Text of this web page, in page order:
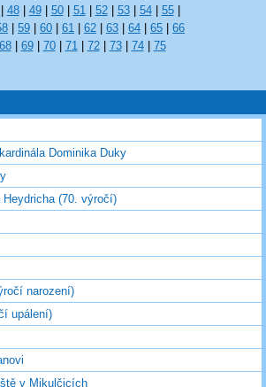
48 49 50 51 52 53 54 55
59 60 61 62 63 64 65
66
68 69 70 71 72 73 74 75
Dominika Duky
(70. výročí)
narození)
upálení)
v Mikulčicích